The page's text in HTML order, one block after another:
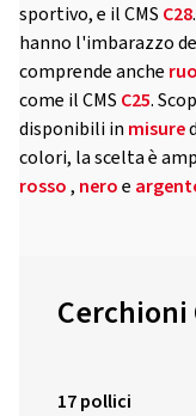
sportivo, e il CMS C28
hanno l'imbarazzo
comprende anche
come il CMS C25.
disponibili in misure
colori, la scelta è
rosso, neroe
Cerchioni
17 pollici